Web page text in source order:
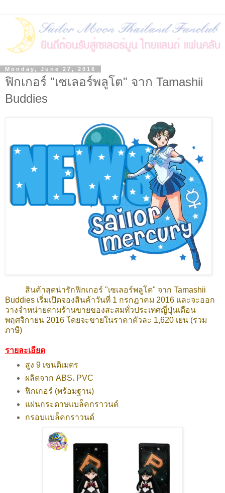
Monday, June 27, 2016
ฟิกเกอร์ "เซเลอร์พลูโต" จาก Tamashii
Buddies
สินค้าสุดน่ารักฟิกเกอร์ "เซเลอร์พลูโต" จาก Tamashii
Buddies เริ่มเปิดจองสินค้าวันที่ 1 กรกฎาคม 2016 และจะออก
วางจำหน่ายตามร้านขายของสะสมทั่วประเทศญี่ปุ่นเดือน
พฤศจิกายน 2016 โดยจะขายในราคาตัวละ 1,620 เยน (รวม
ภาษี)
รายละเอียด
สูง 9 เซนติเมตร
ผลิตจาก ABS､PVC
ฟิกเกอร์ (พร้อมฐาน)
แผ่นกระดาษแบล็คกราวนด์
กรอบแบล็คกราวนด์